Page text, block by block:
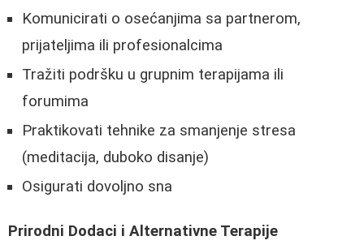
Komunicirati o osećanjima sa partnerom,
prijateljima ili profesionalcima
Tražiti podršku u grupnim terapijama ili
forumima
Praktikovati tehnike za smanjenje stresa
(meditacija, duboko disanje)
Osigurati dovoljno sna
Prirodni Dodaci i Alternativne Terapije